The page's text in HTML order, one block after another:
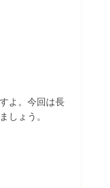
よ。今回は長
しょう。